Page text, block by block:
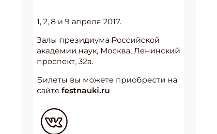
1, 2, 8 и 9 апреля 2017.
Залы президиума Российской
академии наук, Москва, Ленинский
проспект, 32а.
Билеты вы можете приобрести на
сайте festnauki.ru